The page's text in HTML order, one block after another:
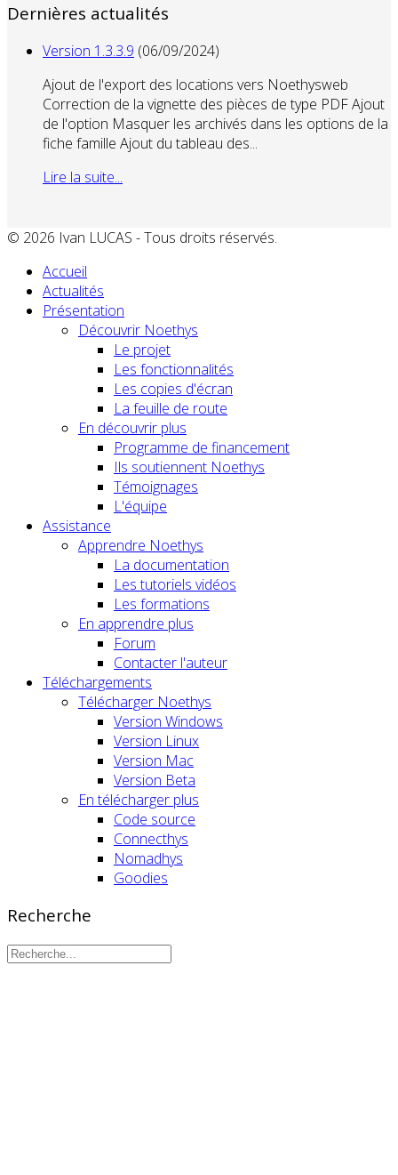
Dernières actualités
Version 1.3.3.9 (06/09/2024)
Ajout de l'export des locations vers Noethysweb
Correction de la vignette des pièces de type PDF Ajout
de l'option Masquer les archivés dans les options de la
fiche famille Ajout du tableau des...
Lire la suite...
© 2026 Ivan LUCAS - Tous droits réservés.
Accueil
Actualités
Présentation
Découvrir Noethys
Le projet
Les fonctionnalités
Les copies d'écran
La feuille de route
En découvrir plus
Programme de financement
Ils soutiennent Noethys
Témoignages
L'équipe
Assistance
Apprendre Noethys
La documentation
Les tutoriels vidéos
Les formations
En apprendre plus
Forum
Contacter l'auteur
Téléchargements
Télécharger Noethys
Version Windows
Version Linux
Version Mac
Version Beta
En télécharger plus
Code source
Connecthys
Nomadhys
Goodies
Recherche